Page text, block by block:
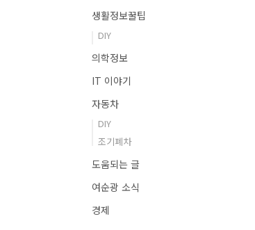
생활정보꿀팁
DIY
의학정보
IT 이야기
자동차
DIY
조기폐차
도움되는 글
여순광 소식
경제